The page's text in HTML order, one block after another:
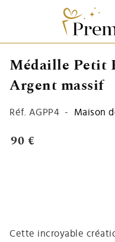
Médaille Petit
Argent massif
Réf. AGPP4 - Maison
90 €
Cette incroyable